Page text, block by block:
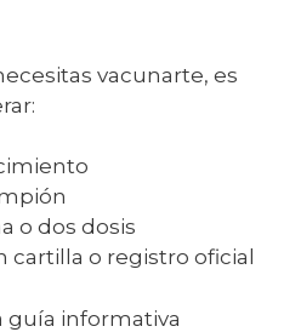
vacunarte, es
o dos dosis
cartilla o registro oficial
guía informativa